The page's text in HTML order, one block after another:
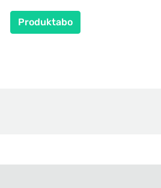
Produktabo